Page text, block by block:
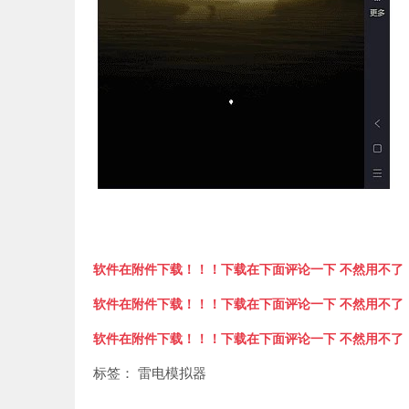
软件在附件下载！！！下载在下面评论一下 不然用不了
软件在附件下载！！！下载在下面评论一下 不然用不了
软件在附件下载！！！下载在下面评论一下 不然用不了
标签： 雷电模拟器